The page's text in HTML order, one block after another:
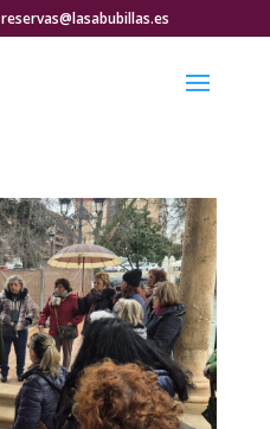
reservas@lasabubillas.es